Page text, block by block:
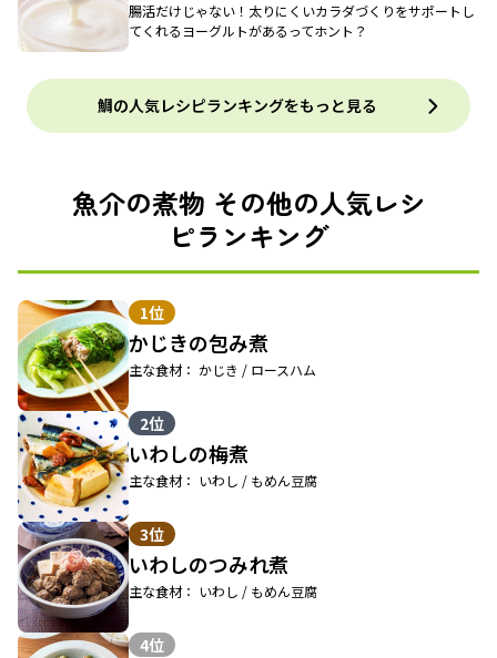
腸活だけじゃない！太りにくいカラダづくりをサポートし
てくれるヨーグルトがあるってホント？
鯛の人気レシピランキングをもっと見る
魚介の煮物 その他の人気レシ
ピランキング
1位
かじきの包み煮
主な食材： かじき / ロースハム
2位
いわしの梅煮
主な食材： いわし / もめん豆腐
3位
いわしのつみれ煮
主な食材： いわし / もめん豆腐
4位